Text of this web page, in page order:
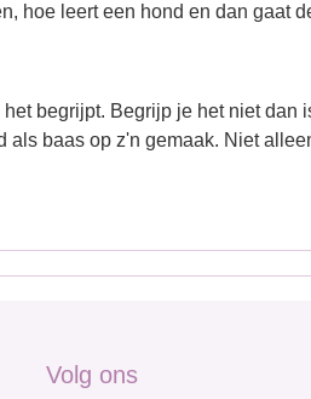
hoe leert een hond en dan gaat
begrijpt. Begrijp je het niet dan
als baas op z'n gemaak. Niet
Volg ons